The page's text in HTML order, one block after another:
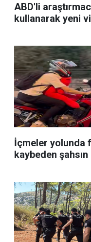
ABD'li
kullanarak yeni
İçmeler yolunda
kaybeden